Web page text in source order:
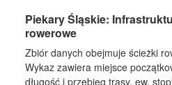
Piekary Śląskie:
rowerowe
Zbiór danych obejmuje ścieżki
Wykaz zawiera miejsce
długość i przebieg trasy, ew.